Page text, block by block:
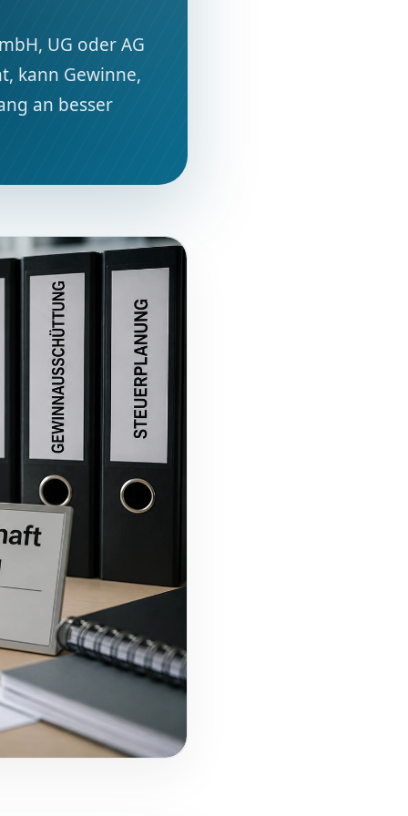
UG oder AG
kann Gewinne,
an besser